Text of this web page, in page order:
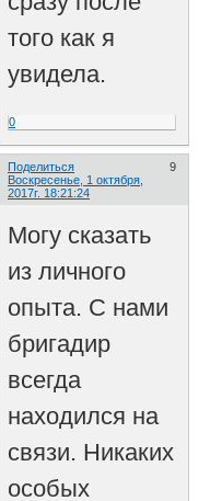
того как я
увидела.
0
Поделиться
9
Воскресенье, 1 октября,
2017г. 18:21:24
Могу сказать
из личного
опыта. С нами
бригадир
всегда
находился на
связи. Никаких
особых